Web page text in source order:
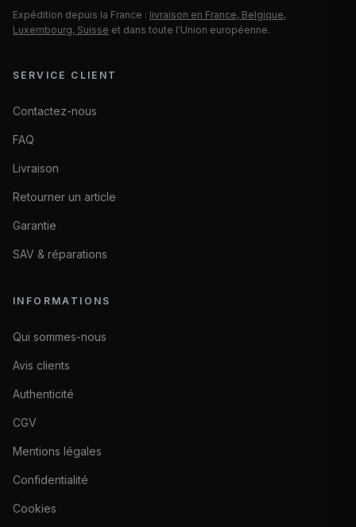
Expédition depuis la France : livraison en France, Belgique,
Luxembourg, Suisse et dans toute l'Union européenne.
SERVICE CLIENT
Contactez-nous
FAQ
Livraison
Retourner un article
Garantie
SAV & réparations
INFORMATIONS
Qui sommes-nous
Avis clients
Authenticité
CGV
Mentions légales
Confidentialité
Cookies